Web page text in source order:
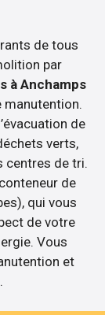
de tous
par
à Anchamps
manutention.
de
verts,
centres de tri.
de
qui vous
de votre
Vous
et